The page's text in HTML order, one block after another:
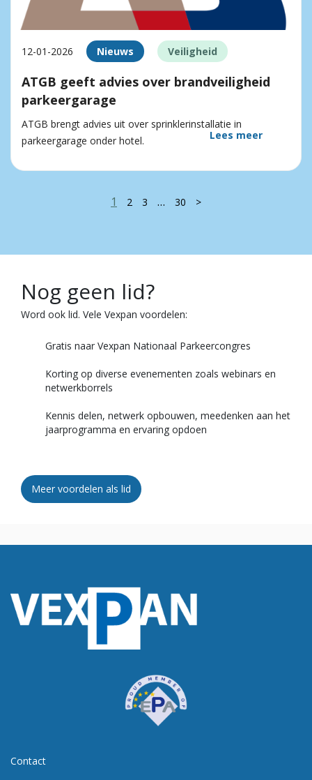
12-01-2026 Nieuws Veiligheid
ATGB geeft advies over brandveiligheid
parkeergarage
ATGB brengt advies uit over sprinklerinstallatie in
parkeergarage onder hotel.
Lees meer
1 2 3 … 30 >
Nog geen lid?
Word ook lid. Vele Vexpan voordelen:
Gratis naar Vexpan Nationaal Parkeercongres
Korting op diverse evenementen zoals webinars en
netwerkborrels
Kennis delen, netwerk opbouwen, meedenken aan het
jaarprogramma en ervaring opdoen
Meer voordelen als lid
Contact